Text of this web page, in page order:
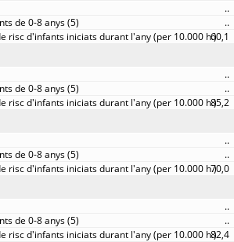
..
..
60,1
..
..
85,2
..
..
70,0
..
..
82,4